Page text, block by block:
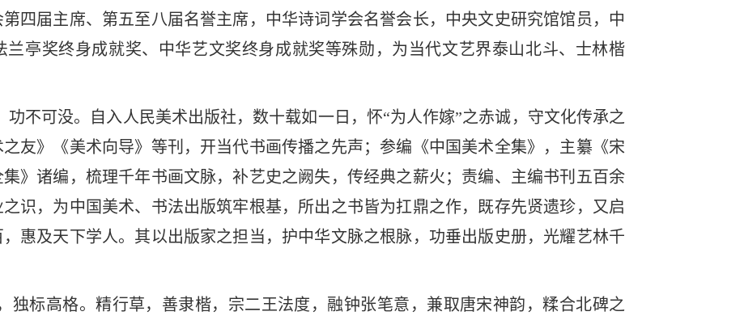
四届主席、第五至八届名誉主席，中华诗词学会名誉会长，中央文史研究馆馆员，中
兰亭奖终身成就奖、中华艺文奖终身成就奖等殊勋，为当代文艺界泰山北斗、士林楷
功不可没。自入人民美术出版社，数十载如一日，怀“为人作嫁”之赤诚，守文化传承之
友》《美术向导》等刊，开当代书画传播之先声；参编《中国美术全集》，主纂《宋
》诸编，梳理千年书画文脉，补艺史之阙失，传经典之薪火；责编、主编书刊五百余
识，为中国美术、书法出版筑牢根基，所出之书皆为扛鼎之作，既存先贤遗珍，又启
惠及天下学人。其以出版家之担当，护中华文脉之根脉，功垂出版史册，光耀艺林千
独标高格。精行草，善隶楷，宗二王法度，融钟张笔意，兼取唐宋神韵，糅合北碑之